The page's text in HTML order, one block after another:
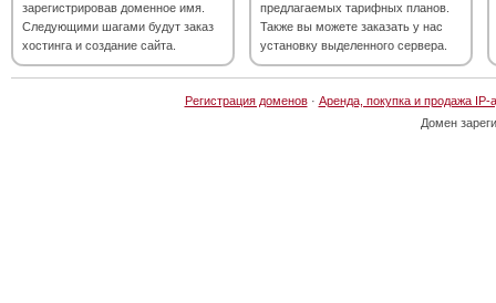
зарегистрировав доменное имя.
Следующими шагами будут заказ
хостинга и создание сайта.
предлагаемых тарифных планов.
Также вы можете заказать у нас
установку выделенного сервера.
Регистрация доменов· Аренда, покупка и продажа IP-
Домен